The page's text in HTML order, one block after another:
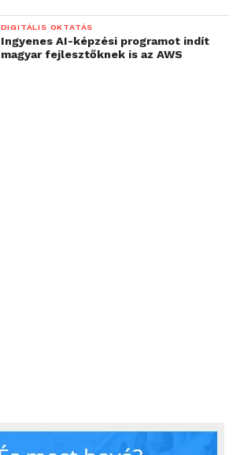
DIGITÁLIS OKTATÁS
Ingyenes AI-képzési programot indít
magyar fejlesztőknek is az AWS